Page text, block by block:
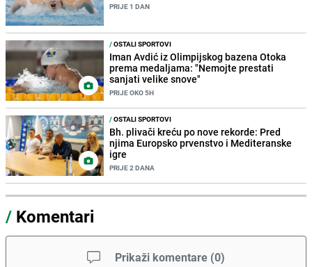
PRIJE 1 DAN
/OSTALI SPORTOVI
Iman Avdić iz Olimpijskog bazena Otoka
prema medaljama: "Nemojte prestati
sanjati velike snove"
PRIJE OKO 5H
/OSTALI SPORTOVI
Bh. plivači kreću po nove rekorde: Pred
njima Europsko prvenstvo i Mediteranske
igre
PRIJE 2 DANA
/ Komentari
Prikaži komentare (0)